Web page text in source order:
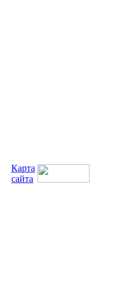
Карта
сайта